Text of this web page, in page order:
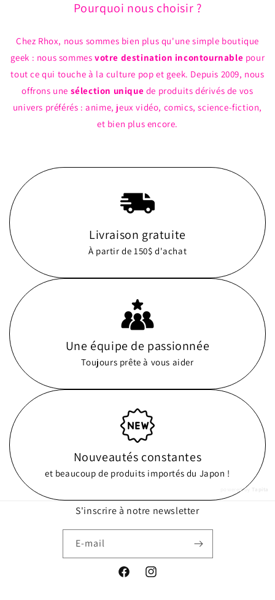
Pourquoi nous choisir ?
Chez Rhox, nous sommes bien plus qu'une simple boutique
geek : nous sommesvotre destination incontournable pour
tout ce qui touche à la culture pop et geek. Depuis 2009, nous
offrons une sélection unique de produits dérivés de vos
univers préférés : anime, jeux vidéo, comics, science-fiction,
et bien plus encore.
Livraison gratuite
À partir de 150$ d'achat
Une équipe de passionnée
Toujours prête à vous aider
Nouveautés constantes
et beaucoup de produits importés du Japon !
powered by
S'inscrire à notre newsletter
E-mail
FacebookInstagram